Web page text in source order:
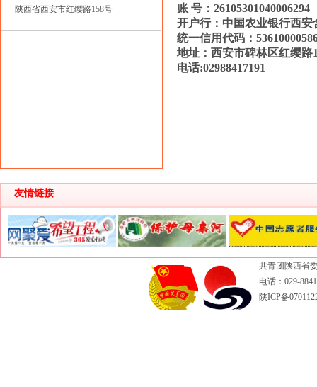
陕西省西安市红缨路158号
账 号： 26105301040006294
开户行：中国农业银行西安
统一信用代码：
地址：西安市碑林区红缨路
电话:02988417191
友情链接
共青团陕西省
电话：029-
陕ICP备